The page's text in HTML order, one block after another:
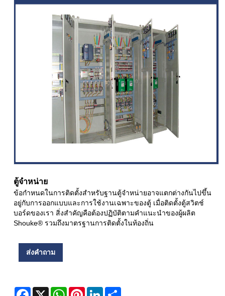
ตู้จำหน่าย
ข้อกำหนดในการติดตั้งสำหรับฐานตู้จำหน่ายอาจแตกต่างกันไปขึ้น
อยู่กับการออกแบบและการใช้งานเฉพาะของตู้ เมื่อติดตั้งตู้สวิตช์
บอร์ดของเรา สิ่งสำคัญคือต้องปฏิบัติตามคำแนะนำของผู้ผลิต
Shouke® รวมถึงมาตรฐานการติดตั้งในท้องถิ่น
ส่งคำถาม
Facebook
X WhatsAppPinterestLinkedIn